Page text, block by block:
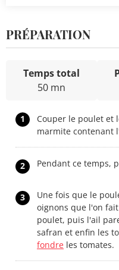
PRÉPARATION
Temps total
50 mn
1 Couper le poulet et
marmite contenant
2 Pendant ce temps,
3
Une fois que le
oignons que l'on fait
poulet, puis l'ail
safran et enfin les
fondre les tomates.